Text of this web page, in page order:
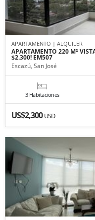
APARTAMENTO | ALQUILER
APARTAMENTO 220 M²
$2.300! EM507
Escazú, San José
3 Habitaciones
US$2,300USD